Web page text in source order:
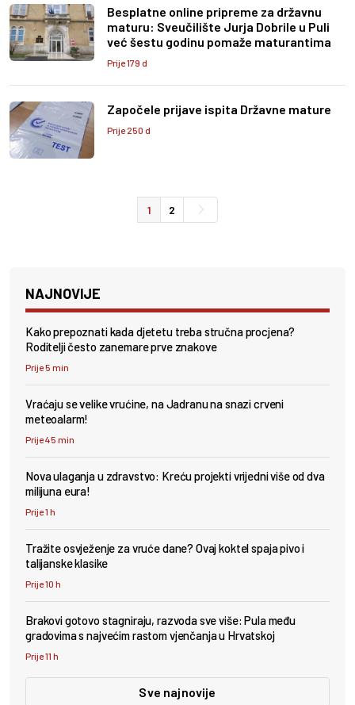
Besplatne online pripreme za državnu
maturu: Sveučilište Jurja Dobrile u Puli
već šestu godinu pomaže maturantima
Prije 179 d
Započele prijave ispita Državne mature
Prije 250 d
1 2
NAJNOVIJE
Kako prepoznati kada djetetu treba stručna procjena?
Roditelji često zanemare prve znakove
Prije 5 min
Vraćaju se velike vrućine, na Jadranu na snazi crveni
meteoalarm!
Prije 45 min
Nova ulaganja u zdravstvo: Kreću projekti vrijedni više od dva
milijuna eura!
Prije 1 h
Tražite osvježenje za vruće dane? Ovaj koktel spaja pivo i
talijanske klasike
Prije 10 h
Brakovi gotovo stagniraju, razvoda sve više: Pula među
gradovima s najvećim rastom vjenčanja u Hrvatskoj
Prije 11 h
Sve najnovije